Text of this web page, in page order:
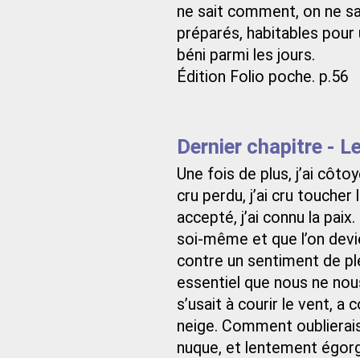
ne sait comment, on ne
préparés, habitables
béni parmi les jours.
Édition Folio poche. p.56
Dernier chapitre -
Une fois de plus, j’ai
cru perdu, j’ai cru
accepté, j’ai connu la
soi-même et que l’on
contre un sentiment de
essentiel que nous ne
s’usait à courir le vent, a
neige. Comment
nuque, et lentement